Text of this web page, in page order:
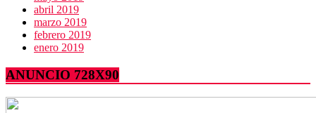
abril 2019
marzo 2019
febrero 2019
enero 2019
ANUNCIO 728X90